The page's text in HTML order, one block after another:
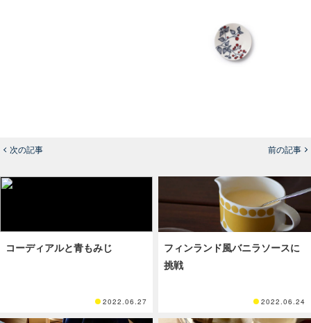
次の記事 前の記事
コーディアルと青もみじ
2022.06.27
フィンランド風バニラソースに
挑戦
2022.06.24